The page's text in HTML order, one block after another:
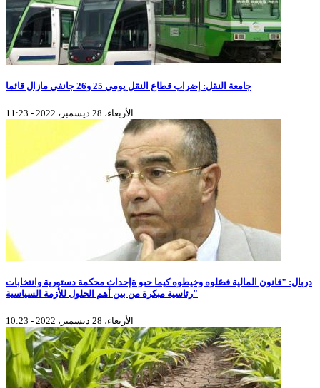
جامعة النقل: إضراب قطاع النقل يومي 25 و26 جانفي مازال قائما
الأربعاء، 28 ديسمبر، 2022 - 11:23
دربال: "قانون المالية فصّلوه وخيطوه كيما حبو ةإحداث محكمة دستورية وانتخابات
رئاسية مبكرة من بين أهم الحلول للأزمة السياسية"
الأربعاء، 28 ديسمبر، 2022 - 10:23